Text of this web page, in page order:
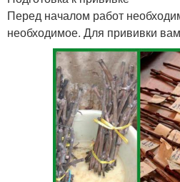
Перед началом работ
необходимое. Для прививки